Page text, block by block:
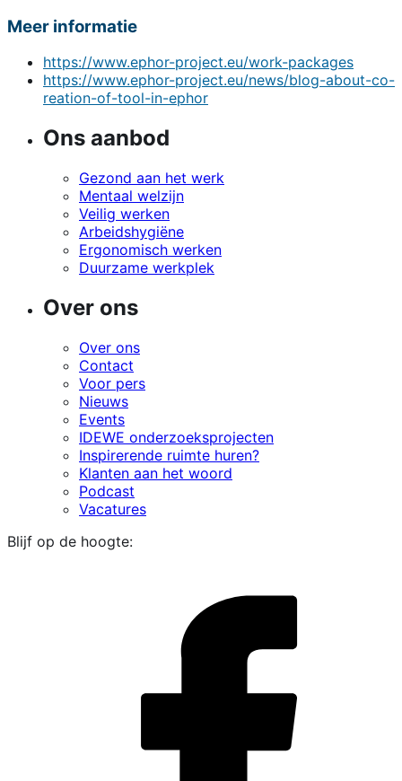
Meer informatie
https://www.ephor-project.eu/work-packages
https://www.ephor-project.eu/news/blog-about-co-
reation-of-tool-in-ephor
Ons aanbod
Gezond aan het werk
Mentaal welzijn
Veilig werken
Arbeidshygiëne
Ergonomisch werken
Duurzame werkplek
Over ons
Over ons
Contact
Voor pers
Nieuws
Events
IDEWE onderzoeksprojecten
Inspirerende ruimte huren?
Klanten aan het woord
Podcast
Vacatures
Blijf op de hoogte: